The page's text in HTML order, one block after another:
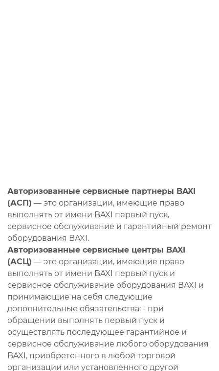
Авторизованные сервисные партнеры BAXI
(АСП) — это организации, имеющие право
выполнять от имени BAXI первый пуск,
сервисное обслуживание и гарантийный ремонт
оборудования BAXI.
Авторизованные сервисные центры BAXI
(АСЦ) — это организации, имеющие право
выполнять от имени BAXI первый пуск и
сервисное обслуживание оборудования BAXI и
принимающие на себя следующие
дополнительные обязательства: - при
обращении выполнять первый пуск и
осуществлять последующее гарантийное и
сервисное обслуживание любого оборудования
BAXI, приобретенного в любой торговой
организации или установленного другой